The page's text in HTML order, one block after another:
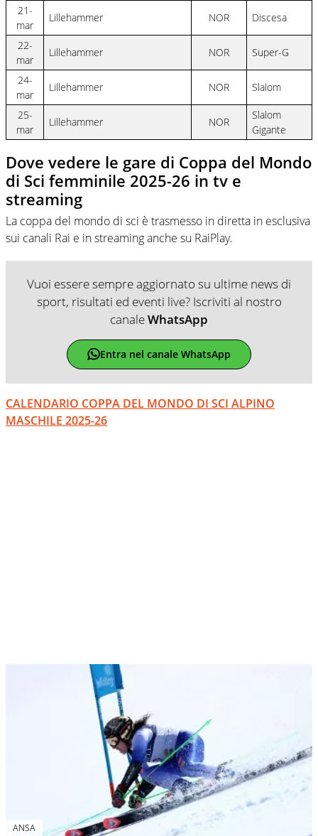
21-
mar
Lillehammer NOR Discesa
22-
mar
Lillehammer NOR Super-G
24-
mar
Lillehammer NOR Slalom
25-
mar
Lillehammer NOR
Slalom
Gigante
Dove vedere le gare di Coppa del Mondo
di Sci femminile 2025-26 in tv e
streaming
La coppa del mondo di sci è trasmesso in diretta in esclusiva
sui canali Rai e in streaming anche su RaiPlay.
Vuoi essere sempre aggiornato su ultime news di
sport, risultati ed eventi live? Iscriviti al nostro
canaleWhatsApp
Entra nel canale WhatsApp
CALENDARIO COPPA DEL MONDO DI SCI ALPINO
MASCHILE 2025-26
ANSA